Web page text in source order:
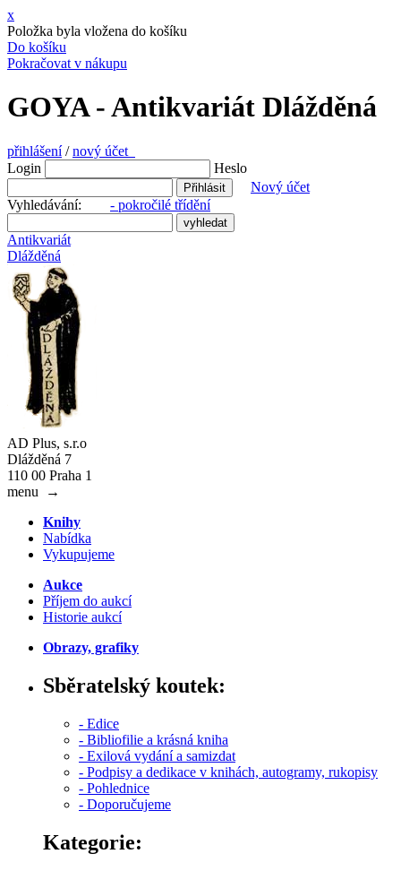
x
Položka byla vložena do košíku
Do košíku
Pokračovat v nákupu
GOYA - Antikvariát Dlážděná
přihlášení/nový účet
Login
Heslo
Nový účet
Vyhledávání: - pokročilé třídění
Antikvariát
Dlážděná
AD Plus, s.r.o
Dlážděná 7
110 00 Praha 1
menu
→
Knihy
Nabídka
Vykupujeme
Aukce
Příjem do aukcí
Historie aukcí
Obrazy, grafiky
Sběratelský koutek:
- Edice
- Bibliofilie a krásná kniha
- Exilová vydání a samizdat
- Podpisy a dedikace v knihách, autogramy, rukopisy
- Pohlednice
- Doporučujeme
Kategorie: